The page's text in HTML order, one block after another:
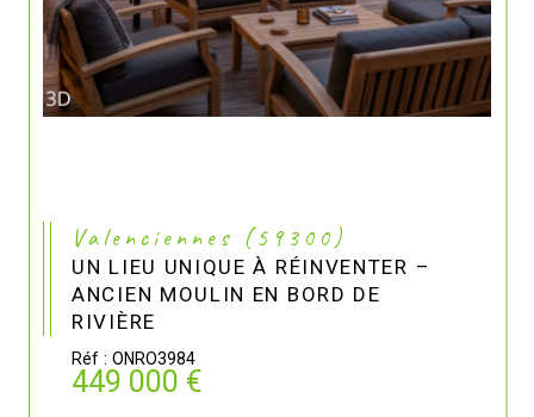
Valenciennes (59300)
UN LIEU UNIQUE À RÉINVENTER –
ANCIEN MOULIN EN BORD DE
RIVIÈRE
Réf : ONRO3984
449 000 €